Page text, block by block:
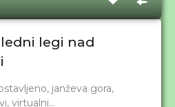
legi nad
janževa gora,
virtualni…